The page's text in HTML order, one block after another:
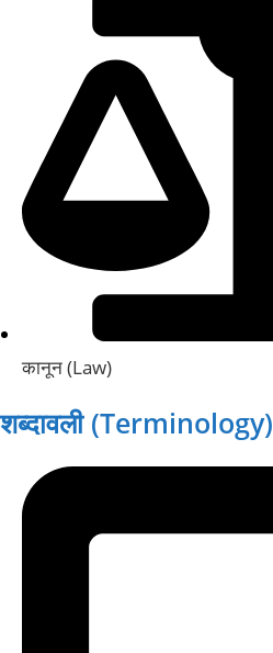
कानून (Law)
शब्दावली (Terminology)